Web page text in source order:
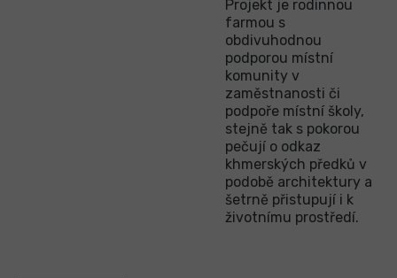
Projekt je rodinnou
farmou s
obdivuhodnou
podporou místní
komunity v
zaměstnanosti či
podpoře místní školy,
stejně tak s pokorou
pečují o odkaz
khmerských předků v
podobě architektury a
šetrně přistupují i k
životnímu prostředí.